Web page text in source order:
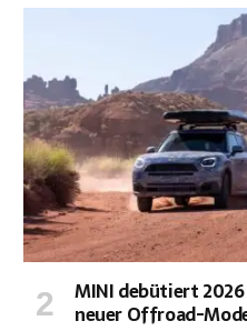
MINI debütiert
neuer Offroad-